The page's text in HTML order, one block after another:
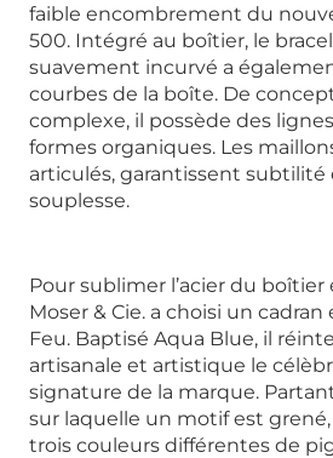
faible encombrement du
500. Intégré au boîtier, le
suavement incurvé a
courbes de la boîte. De
complexe, il possède des
formes organiques. Les
articulés, garantissent subtilité
souplesse.
Pour sublimer l’acier du boîtier
Moser & Cie. a choisi un cadran
Feu. Baptisé Aqua Blue, il
artisanale et artistique le
signature de la marque.
sur laquelle un motif est
trois couleurs différentes de